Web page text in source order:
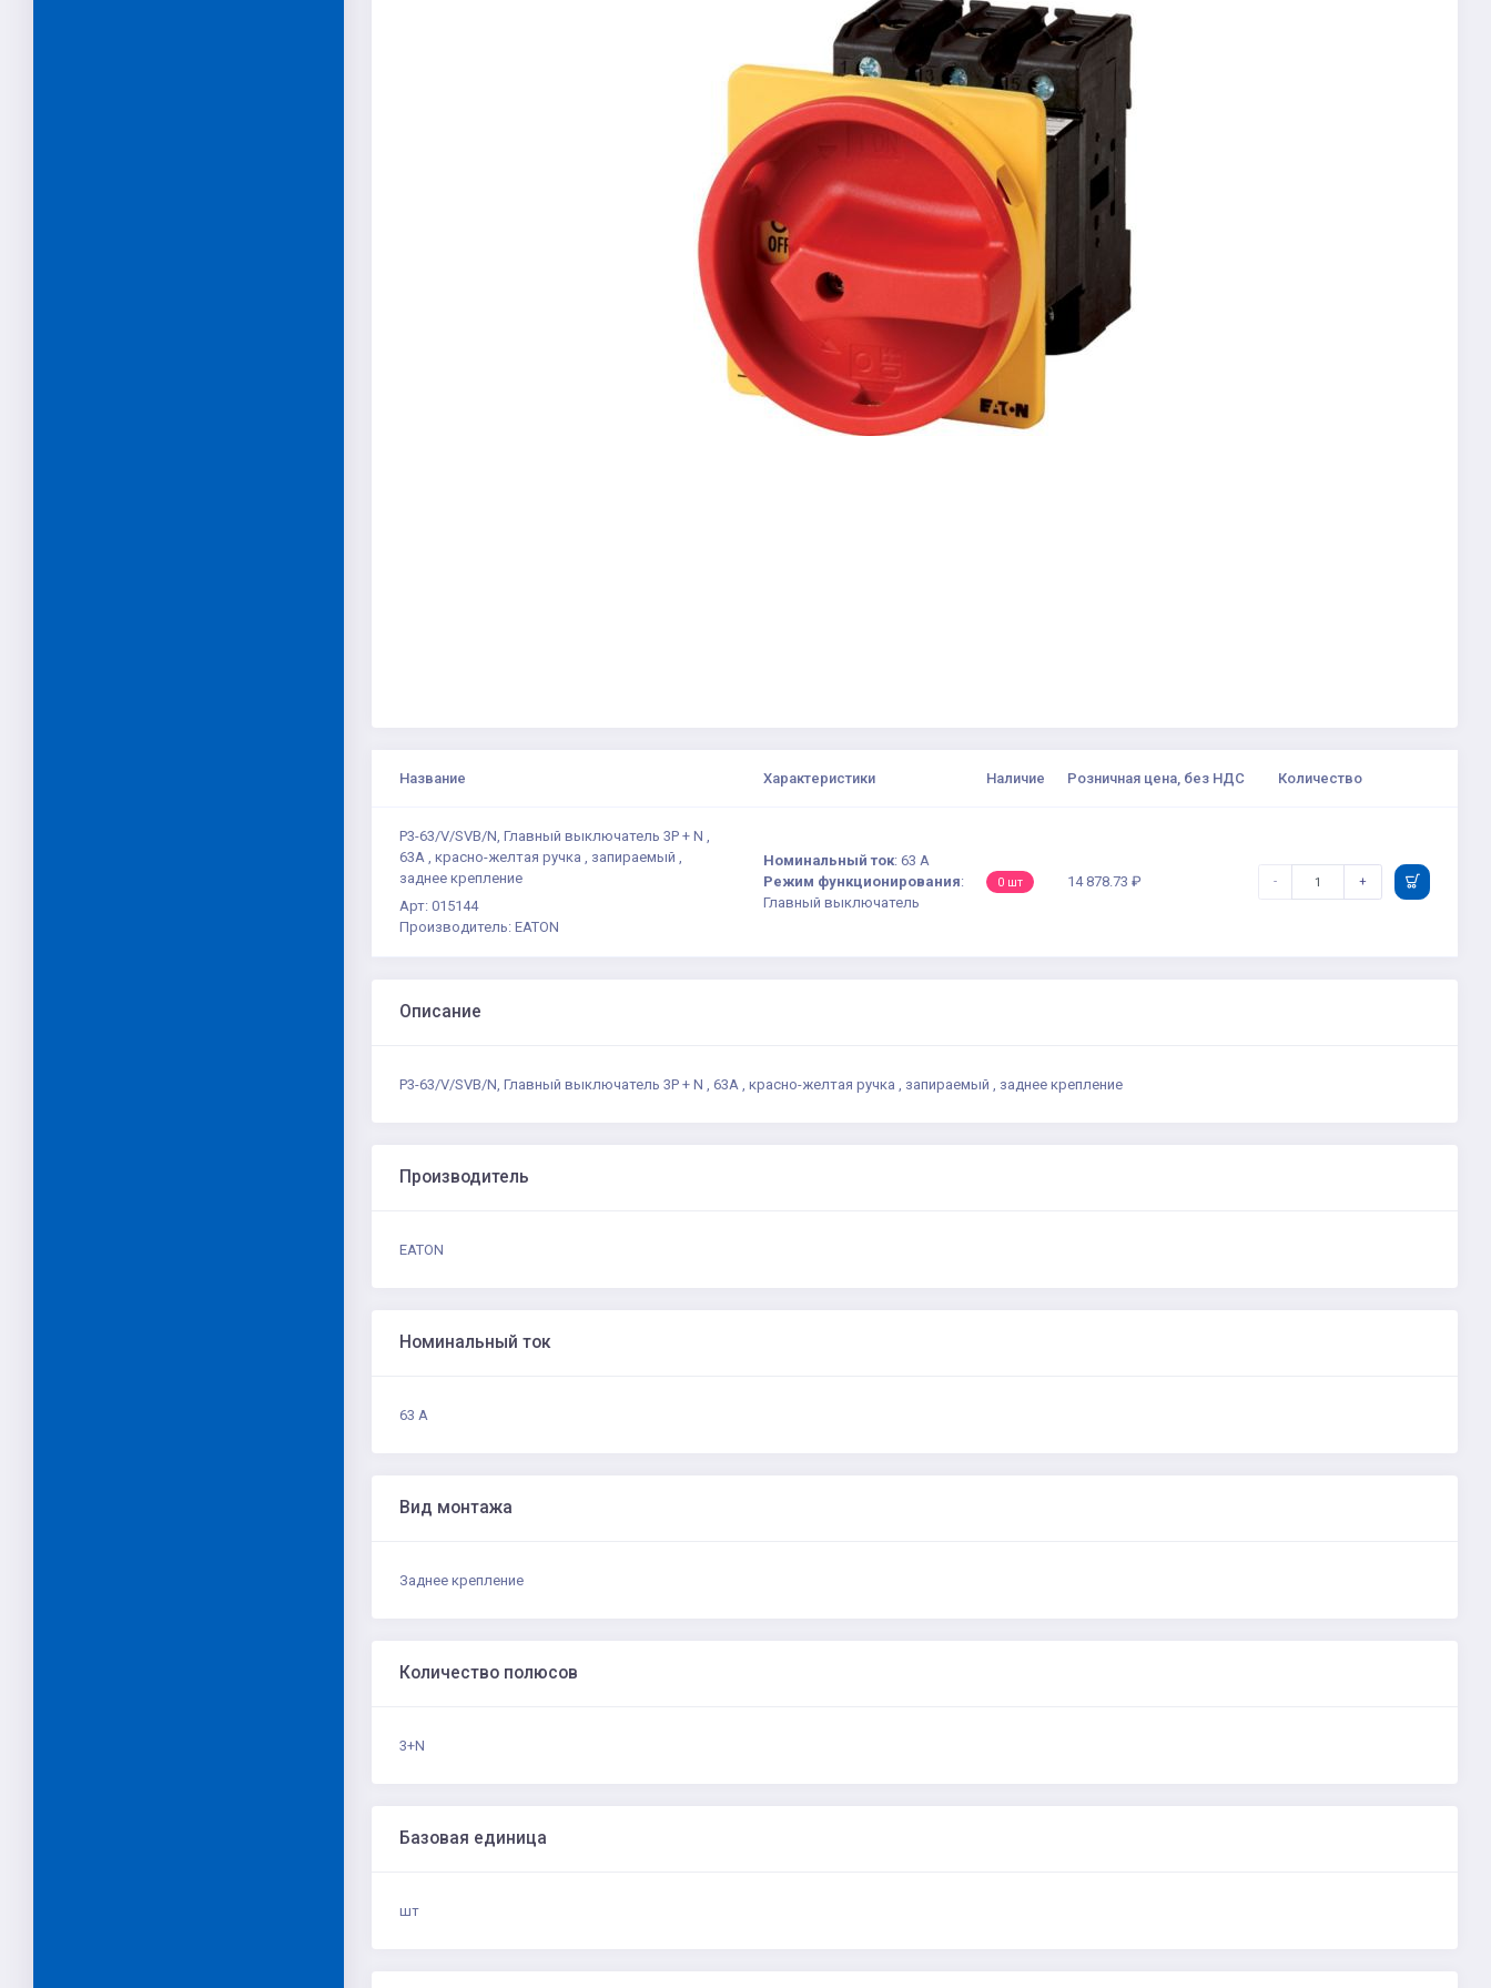
Название Характеристики Наличие Розничная цена, без НДС Количество
P3-63/V/SVB/N, Главный выключатель 3P + N ,
63А , красно-желтая ручка , запираемый ,
заднее крепление
Арт: 015144
Производитель: EATON
Номинальный ток: 63 А
Режим функционирования:
Главный выключатель
0 шт 14 878.73 ₽ - +
Описание
P3-63/V/SVB/N, Главный выключатель 3P + N , 63А , красно-желтая ручка , запираемый , заднее крепление
Производитель
EATON
Номинальный ток
63 А
Вид монтажа
Заднее крепление
Количество полюсов
3+N
Базовая единица
шт